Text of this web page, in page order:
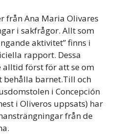
från Ana Maria Olivares
i sakfrågor. Allt som
aktivitet” finns i
rapport. Dessa
först för att se om
behålla barnet.Till och
i Concepción
i Oliveros uppsats) har
från de